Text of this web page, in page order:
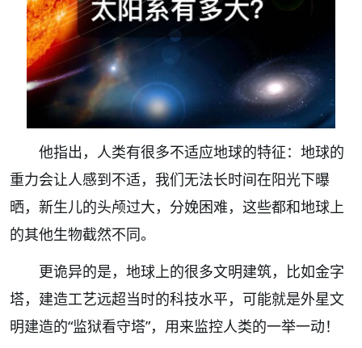
他指出，人类有很多不适应地球的特征：地球的
重力会让人感到不适，我们无法长时间在阳光下曝
晒，新生儿的头颅过大，分娩困难，这些都和地球上
的其他生物截然不同。
更诡异的是，地球上的很多文明建筑，比如金字
塔，建造工艺远超当时的科技水平，可能就是外星文
明建造的“监狱看守塔”，用来监控人类的一举一动！